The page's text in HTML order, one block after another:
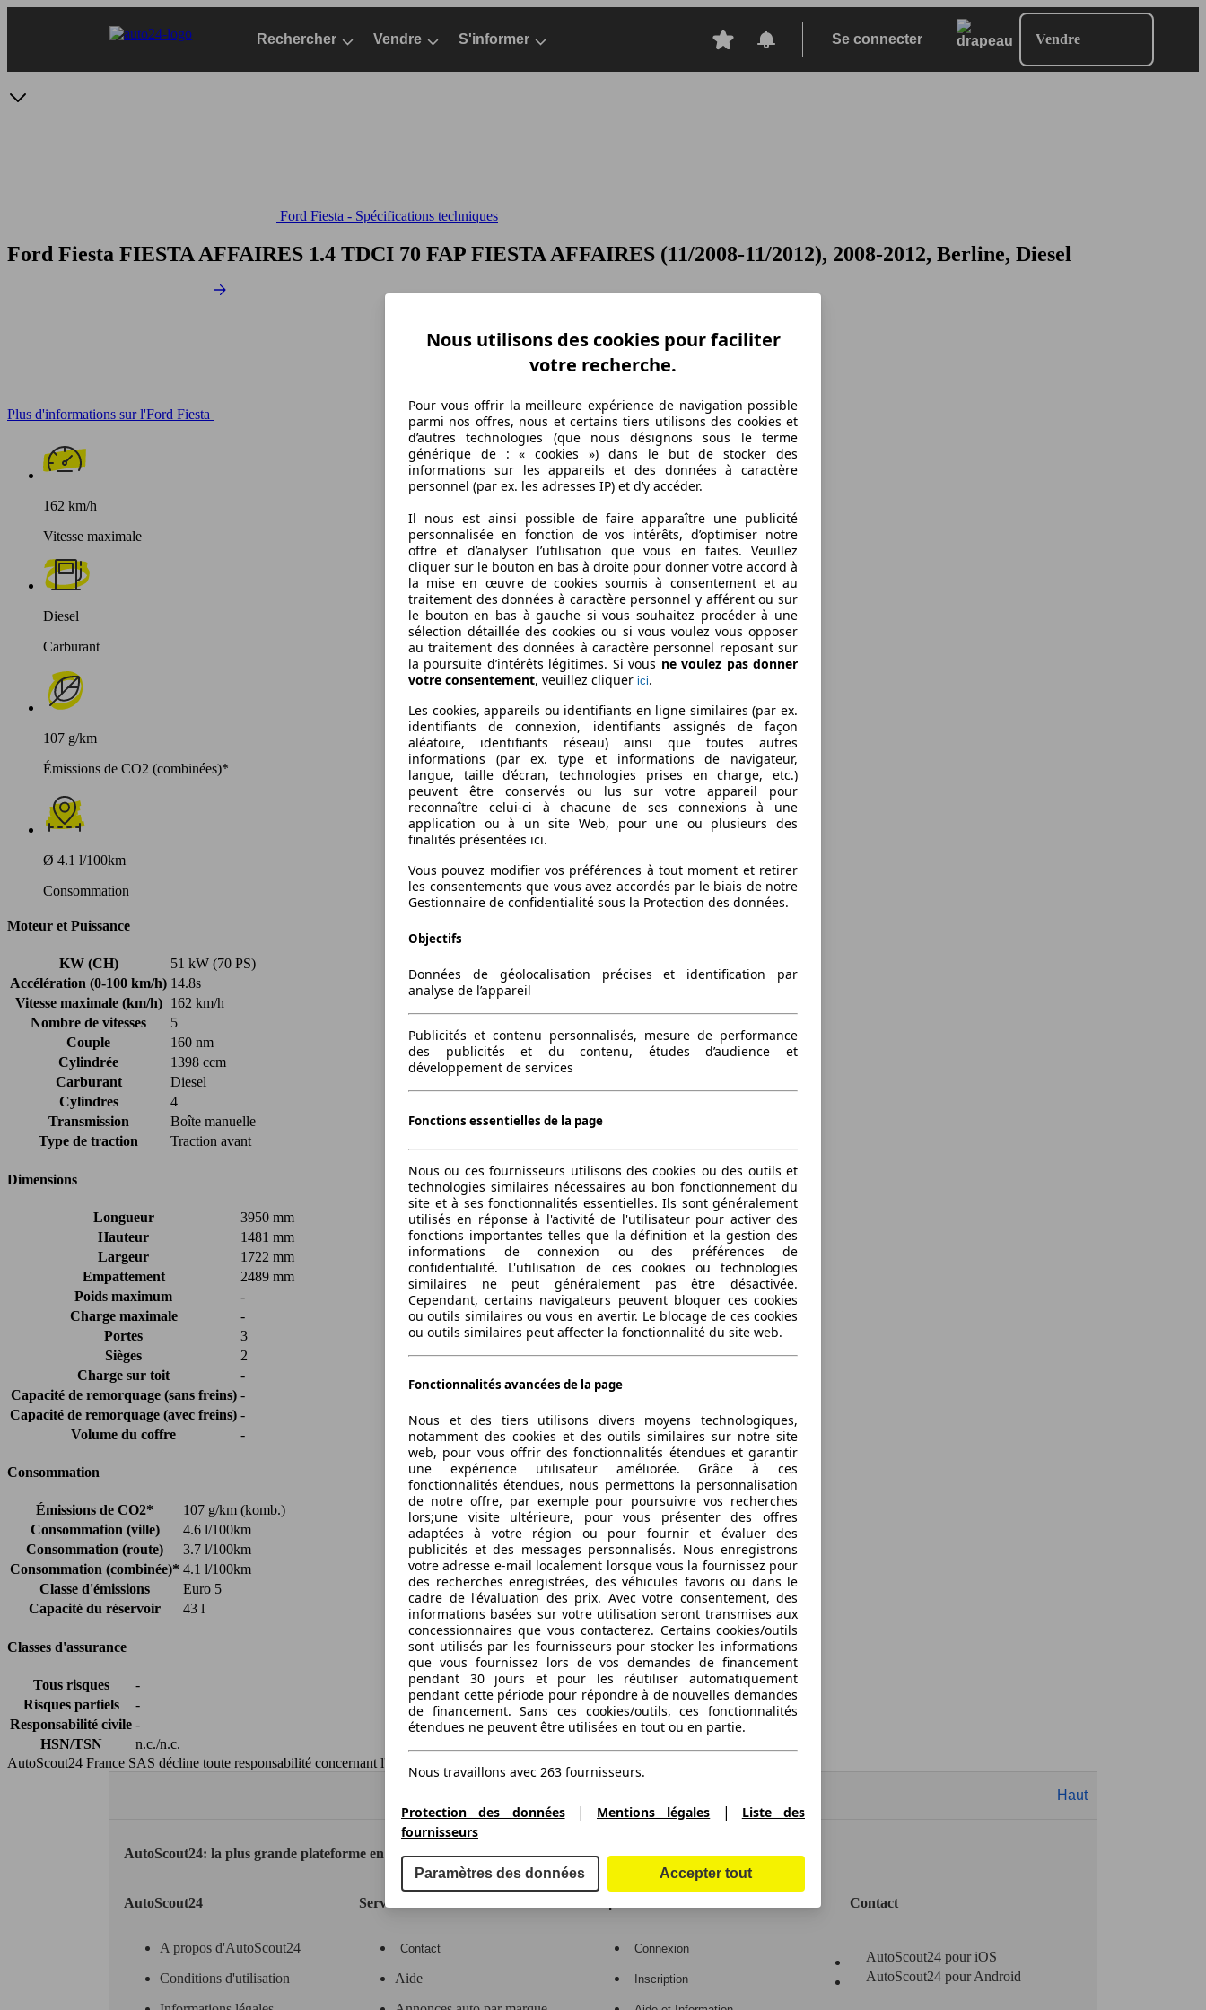
Rechercher Vendre S'informer Se connecter Vendre
Ford Fiesta - Spécifications techniques
Ford Fiesta FIESTA AFFAIRES 1.4 TDCI 70 FAP FIESTA AFFAIRES (11/2008-11/2012), 2008-2012, Berline, Diesel
Plus d'informations sur l'Ford Fiesta
162 km/h
Vitesse maximale
Diesel
Carburant
107 g/km
Émissions de CO2 (combinées)*
Ø 4.1 l/100km
Consommation
Moteur et Puissance
KW (CH)
51 kW (70 PS)
Accélération (0-100 km/h) 14.8s
Vitesse maximale (km/h)
162 km/h
Nombre de vitesses
5
Couple
160 nm
Cylindrée
1398 ccm
Carburant
Diesel
Cylindres
4
Transmission
Boîte manuelle
Type de traction
Traction avant
Dimensions
Longueur
3950 mm
Hauteur
1481 mm
Largeur
1722 mm
Empattement
2489 mm
Poids maximum
-
Charge maximale
-
Portes
3
Sièges
2
Charge sur toit
-
Capacité de remorquage (sans freins) -
Capacité de remorquage (avec freins) -
Volume du coffre
-
Consommation
Émissions de CO2*
107 g/km (komb.)
Consommation (ville)
4.6 l/100km
Consommation (route)
3.7 l/100km
Consommation (combinée)* 4.1 l/100km
Classe d'émissions
Euro 5
Capacité du réservoir
43 l
Classes d'assurance
Tous risques
-
Risques partiels
-
Responsabilité civile -
HSN/TSN
n.c./n.c.
AutoScout24 France SAS décline toute responsabilité concernant l''exactitude des indications fournies.
Haut
AutoScout24: la plus grande plateforme en ligne de voitures en Europe
AutoScout24
A propos d'AutoScout24
Conditions d'utilisation
Service
Contact
Aide
Connexion
Inscription
Contact
AutoScout24 pour iOS
AutoScout24 pour Android
Nous utilisons des cookies pour faciliter
votre recherche.
Pour vous offrir la meilleure expérience de navigation possible
parmi nos offres, nous et certains tiers utilisons des cookies et
d’autres technologies (que nous désignons sous le terme
générique de : « cookies ») dans le but de stocker des
informations sur les appareils et des données à caractère
personnel (par ex. les adresses IP) et d’y accéder.
Il nous est ainsi possible de faire apparaître une publicité
personnalisée en fonction de vos intérêts, d’optimiser notre
offre et d’analyser l’utilisation que vous en faites. Veuillez
cliquer sur le bouton en bas à droite pour donner votre accord à
la mise en œuvre de cookies soumis à consentement et au
traitement des données à caractère personnel y afférent ou sur
le bouton en bas à gauche si vous souhaitez procéder à une
sélection détaillée des cookies ou si vous voulez vous opposer
au traitement des données à caractère personnel reposant sur
la poursuite d’intérêts légitimes. Si vous ne voulez pas donner
votre consentement, veuillez cliquer ici.
Les cookies, appareils ou identifiants en ligne similaires (par ex.
identifiants de connexion, identifiants assignés de façon
aléatoire, identifiants réseau) ainsi que toutes autres
informations (par ex. type et informations de navigateur,
langue, taille d’écran, technologies prises en charge, etc.)
peuvent être conservés ou lus sur votre appareil pour
reconnaître celui-ci à chacune de ses connexions à une
application ou à un site Web, pour une ou plusieurs des
finalités présentées ici.
Vous pouvez modifier vos préférences à tout moment et retirer
les consentements que vous avez accordés par le biais de notre
Gestionnaire de confidentialité sous la Protection des données.
Objectifs
Données de géolocalisation précises et identification par
analyse de l’appareil
Publicités et contenu personnalisés, mesure de performance
des publicités et du contenu, études d’audience et
développement de services
Fonctions essentielles de la page
Nous ou ces fournisseurs utilisons des cookies ou des outils et
technologies similaires nécessaires au bon fonctionnement du
site et à ses fonctionnalités essentielles. Ils sont généralement
utilisés en réponse à l'activité de l'utilisateur pour activer des
fonctions importantes telles que la définition et la gestion des
informations de connexion ou des préférences de
confidentialité. L'utilisation de ces cookies ou technologies
similaires ne peut généralement pas être désactivée.
Cependant, certains navigateurs peuvent bloquer ces cookies
ou outils similaires ou vous en avertir. Le blocage de ces cookies
ou outils similaires peut affecter la fonctionnalité du site web.
Fonctionnalités avancées de la page
Nous et des tiers utilisons divers moyens technologiques,
notamment des cookies et des outils similaires sur notre site
web, pour vous offrir des fonctionnalités étendues et garantir
une expérience utilisateur améliorée. Grâce à ces
fonctionnalités étendues, nous permettons la personnalisation
de notre offre, par exemple pour poursuivre vos recherches
lors;une visite ultérieure, pour vous présenter des offres
adaptées à votre région ou pour fournir et évaluer des
publicités et des messages personnalisés. Nous enregistrons
votre adresse e-mail localement lorsque vous la fournissez pour
des recherches enregistrées, des véhicules favoris ou dans le
cadre de l'évaluation des prix. Avec votre consentement, des
informations basées sur votre utilisation seront transmises aux
concessionnaires que vous contacterez. Certains cookies/outils
sont utilisés par les fournisseurs pour stocker les informations
que vous fournissez lors de vos demandes de financement
pendant 30 jours et pour les réutiliser automatiquement
pendant cette période pour répondre à de nouvelles demandes
de financement. Sans ces cookies/outils, ces fonctionnalités
étendues ne peuvent être utilisées en tout ou en partie.
Nous travaillons avec 263 fournisseurs.
Protection des données| Mentions légales |
Liste des
fournisseurs
Paramètres des données Accepter tout